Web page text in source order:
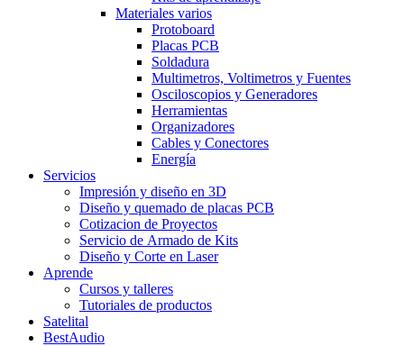
Materiales varios
Protoboard
Placas PCB
Soldadura
Multimetros, Voltimetros y Fuentes
Osciloscopios y Generadores
Herramientas
Organizadores
Cables y Conectores
Energía
Servicios
Impresión y diseño en 3D
Diseño y quemado de placas PCB
Cotizacion de Proyectos
Servicio de Armado de Kits
Diseño y Corte en Laser
Aprende
Cursos y talleres
Tutoriales de productos
Satelital
BestAudio